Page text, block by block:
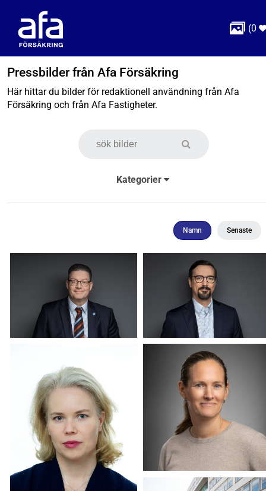
 (0
Pressbilder från Afa Försäkring
Här hittar du bilder för redaktionell användning från Afa
Försäkring och från Afa Fastigheter.
Kategorier
Namn Senaste